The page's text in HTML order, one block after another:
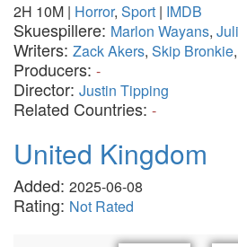
2H 10M | Horror, Sport | IMDB
Skuespillere: Marlon Wayans,
Writers: Zack Akers, Skip Bronkie,
Producers: -
Director: Justin Tipping
Related Countries: -
United Kingdom
Added: 2025-06-08
Rating: Not Rated